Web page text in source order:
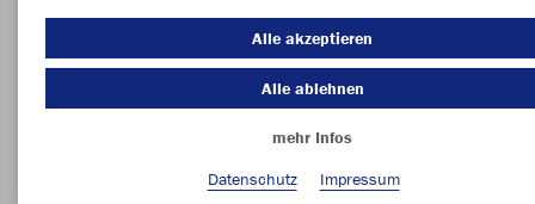
Alle akzeptieren
Alle ablehnen
mehr Infos
Datenschutz
Impressum